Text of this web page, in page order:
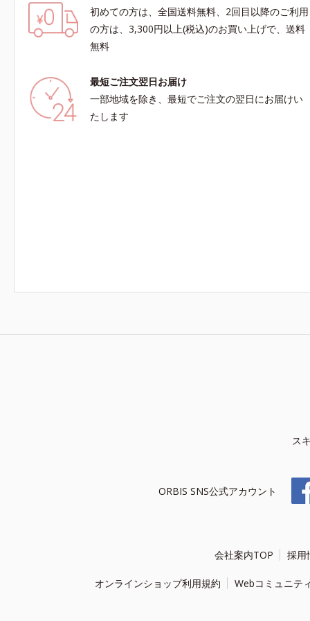
初めての方は、全国送料無料、2回目以降のご利用
の方は、3,300円以上(税込)のお買い上げで、送料
無料
最短ご注文翌日お届け
一部地域を除き、最短でご注文の翌日にお届けい
たします
ス
ORBIS SNS公式アカウント
会社案内TOP 採用
オンラインショップ利用規約 Webコミュニテ